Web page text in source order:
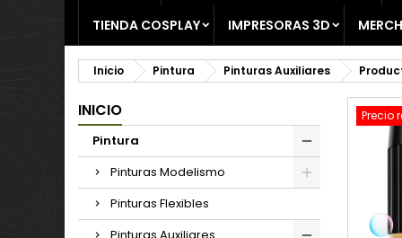
TIENDA COSPLAY IMPRESORAS 3D
Inicio Pintura Pinturas Auxiliares
INICIO
Pintura
Pinturas Modelismo
Pinturas Flexibles
Precio